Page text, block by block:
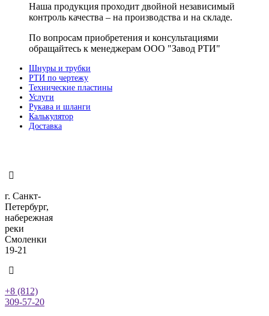
Наша продукция проходит двойной независимый
контроль качества – на производства и на складе.
По вопросам приобретения и консультациями
обращайтесь к менеджерам ООО "Завод РТИ"
Шнуры и трубки
РТИ по чертежу
Технические пластины
Услуги
Рукава и шланги
Калькулятор
Доставка
г. Санкт-
Петербург,
набережная
реки
Смоленки
19-21
+8 (812)
309-57-20